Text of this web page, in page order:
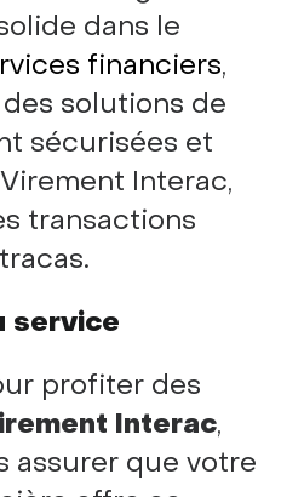
dans le
financiers,
solutions de
sécurisées et
Interac,
transactions
service
profiter des
Interac,
assurer que votre